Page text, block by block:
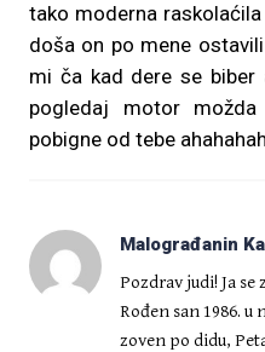
tako moderna
doša on po mene
mi ča kad dere se biber
pogledaj motor
pobigne od tebe
Malograđanin
Pozdrav judi! Ja se
Rođen san 1986. u
zoven po didu,